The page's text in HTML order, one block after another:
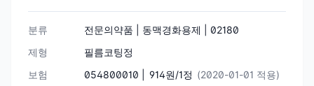
분류
전문의약품 | 동맥경화용제 | 02180
제형
필름코팅정
보험
054800010 | 914원/1정 (2020-01-01 적용)